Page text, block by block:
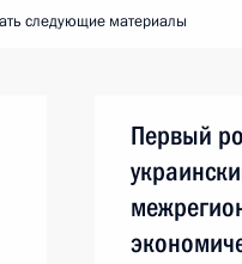
следующие материалы
Первый